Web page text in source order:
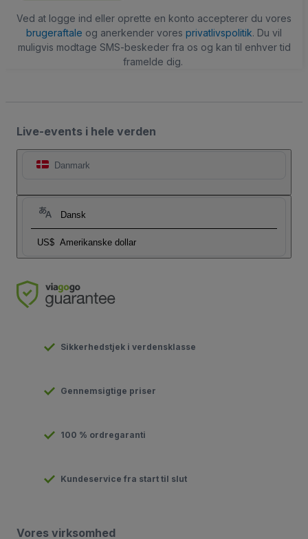
Ved at logge ind eller oprette en konto accepterer du vores
brugeraftale og anerkender vores privatlivspolitik. Du vil
muligvis modtage SMS-beskeder fra os og kan til enhver tid
framelde dig.
Live-events i hele verden
Danmark
Dansk
US$ Amerikanske dollar
Sikkerhedstjek i verdensklasse
Gennemsigtige priser
100 % ordregaranti
Kundeservice fra start til slut
Vores virksomhed